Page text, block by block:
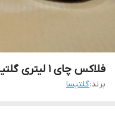
فلاکس چای ۱ لیتری گلتیسا مدل شیشه صورتی
برند:گلتیسا